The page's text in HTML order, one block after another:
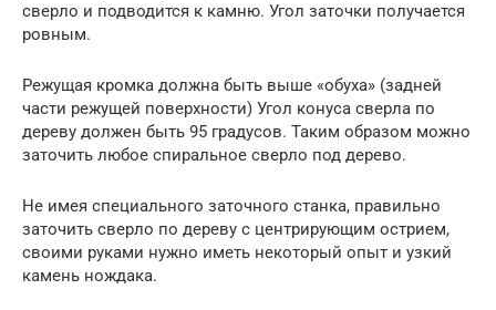
сверло и подводится к камню. Угол заточки получается
ровным.
Режущая кромка должна быть выше «обуха» (задней
части режущей поверхности) Угол конуса сверла по
дереву должен быть 95 градусов. Таким образом можно
заточить любое спиральное сверло под дерево.
Не имея специального заточного станка, правильно
заточить сверло по дереву с центрирующим острием,
своими руками нужно иметь некоторый опыт и узкий
камень нождака.